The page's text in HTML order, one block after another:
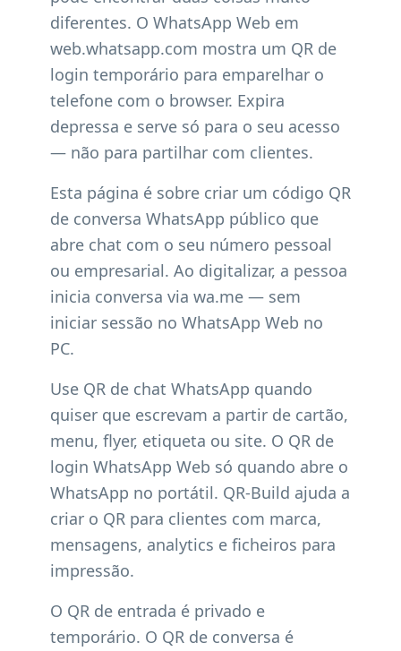
diferentes. O WhatsApp Web em
web.whatsapp.com mostra um QR de
login temporário para emparelhar o
telefone com o browser. Expira
depressa e serve só para o seu acesso
— não para partilhar com clientes.
Esta página é sobre criar um código QR
de conversa WhatsApp público que
abre chat com o seu número pessoal
ou empresarial. Ao digitalizar, a pessoa
inicia conversa via wa.me — sem
iniciar sessão no WhatsApp Web no
PC.
Use QR de chat WhatsApp quando
quiser que escrevam a partir de cartão,
menu, flyer, etiqueta ou site. O QR de
login WhatsApp Web só quando abre o
WhatsApp no portátil. QR-Build ajuda a
criar o QR para clientes com marca,
mensagens, analytics e ficheiros para
impressão.
O QR de entrada é privado e
temporário. O QR de conversa é